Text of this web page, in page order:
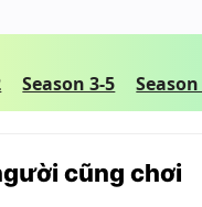
Season 3-5 Season
cũng chơi